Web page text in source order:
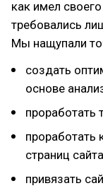
как имел
требовались
Мы нащупали
создать
основе
проработать
проработать
страниц
привязать